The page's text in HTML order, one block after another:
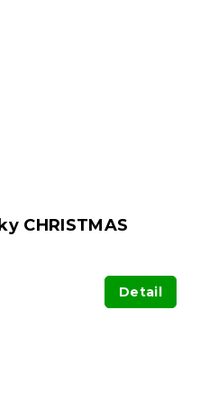
CHRISTMAS
Detail